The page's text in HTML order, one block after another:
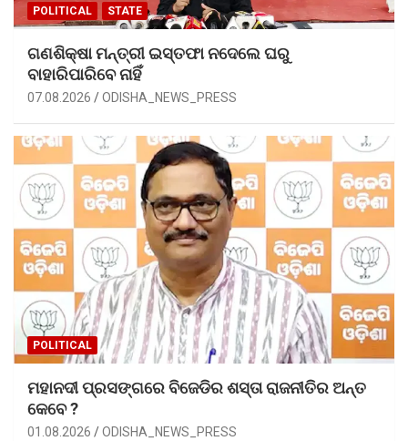
POLITICAL STATE
ଗଣଶିକ୍ଷା ମନ୍ତ୍ରୀ ଇସ୍ତଫା ନଦେଲେ ଘରୁ
ବାହାରିପାରିବେ ନାହିଁ
07.08.2026 ODISHA_NEWS_PRESS
POLITICAL
ମହାନଦୀ ପ୍ରସଙ୍ଗରେ ବିଜେଡିର ଶସ୍ତା ରାଜନୀତିର ଅନ୍ତ
କେବେ ?
01.08.2026 ODISHA_NEWS_PRESS